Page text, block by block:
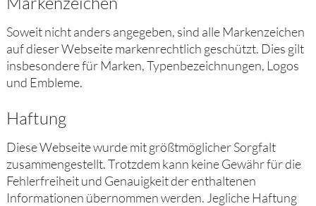
Soweit nicht anders angegeben, sind alle Markenzeichen
auf dieser Webseite markenrechtlich geschützt. Dies gilt
insbesondere für Marken, Typenbezeichnungen, Logos
und Embleme.
Haftung
Diese Webseite wurde mit größtmöglicher Sorgfalt
zusammengestellt. Trotzdem kann keine Gewähr für die
Fehlerfreiheit und Genauigkeit der enthaltenen
Informationen übernommen werden. Jegliche Haftung